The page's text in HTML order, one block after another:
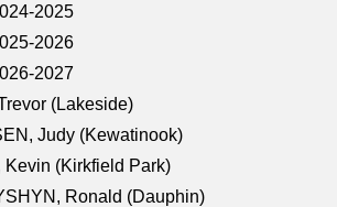
2025
2026
2027
(Lakeside)
Judy (Kewatinook)
Kevin (Kirkfield Park)
Ronald (Dauphin)